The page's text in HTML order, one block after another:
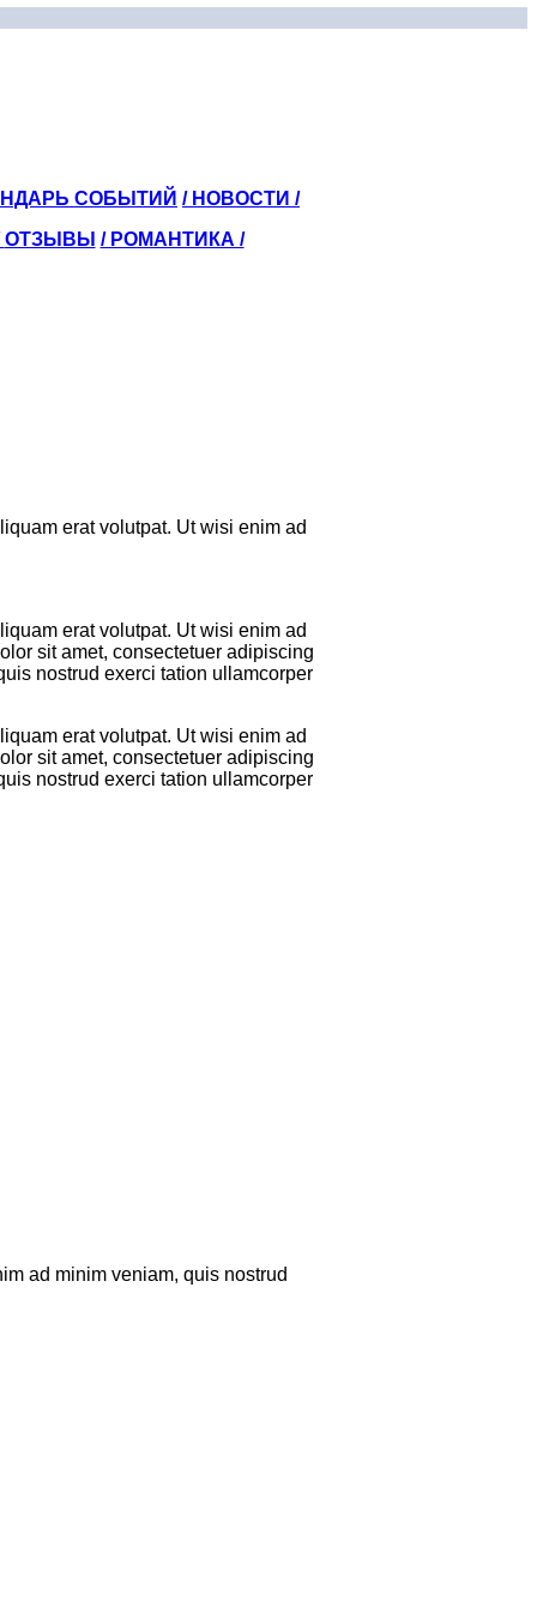
СОБЫТИЙ / НОВОСТИ /
ОТЗЫВЫ / РОМАНТИКА /
erat volutpat. Ut wisi enim ad
erat volutpat. Ut wisi enim ad
sit amet, consectetuer adipiscing
nostrud exerci tation ullamcorper
erat volutpat. Ut wisi enim ad
sit amet, consectetuer adipiscing
nostrud exerci tation ullamcorper
ad minim veniam, quis nostrud